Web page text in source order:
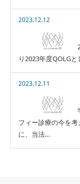
2023.12.12
り2023年度QOLGと
2023.12.11
フィー診療の今を
に、当法…